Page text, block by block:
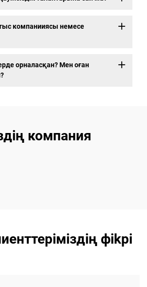
компанииясы немесе
орналасқан? Мен оған
компания
фikрi